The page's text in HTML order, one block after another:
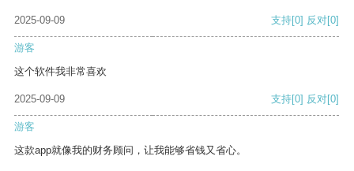
2025-09-09 支持[0] 反对[0]
游客
这个软件我非常喜欢
2025-09-09 支持[0] 反对[0]
游客
这款app就像我的财务顾问，让我能够省钱又省心。